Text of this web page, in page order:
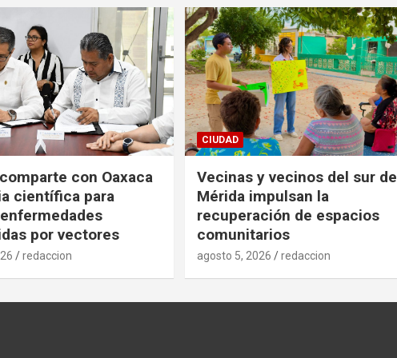
con Oaxaca
científica para
por vectores
redaccion
CIUDAD
Vecinas y vecinos del sur de
Mérida impulsan la
recuperación de espacios
comunitarios
agosto 5, 2026 redaccion